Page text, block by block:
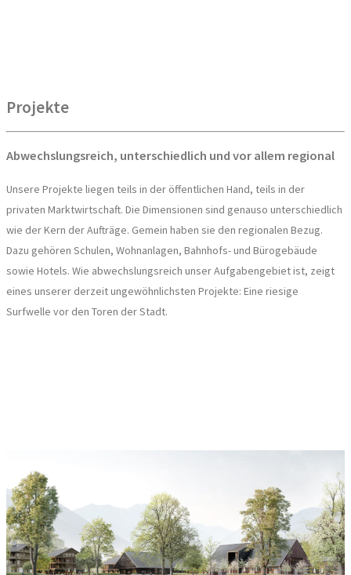
Projekte
Abwechslungsreich, unterschiedlich und vor allem regional
Unsere Projekte liegen teils in der öffentlichen Hand, teils in der
privaten Marktwirtschaft. Die Dimensionen sind genauso unterschiedlich
wie der Kern der Aufträge. Gemein haben sie den regionalen Bezug.
Dazu gehören Schulen, Wohnanlagen, Bahnhofs- und Bürogebäude
sowie Hotels. Wie abwechslungsreich unser Aufgabengebiet ist, zeigt
eines unserer derzeit ungewöhnlichsten Projekte: Eine riesige
Surfwelle vor den Toren der Stadt.